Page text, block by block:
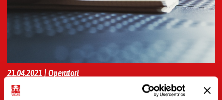
21.04.2021 | Operatori
Medicina narrativa, storie di cure che fanno bene
all’anima